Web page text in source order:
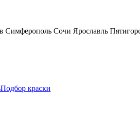
Симферополь Сочи Ярославль
Подбор краски